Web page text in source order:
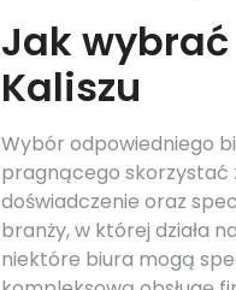
Jak
Kaliszu
Wybór odpowiedniego
pragnącego skorzystać
doświadczenie oraz
branży, w której działa
niektóre biura mogą